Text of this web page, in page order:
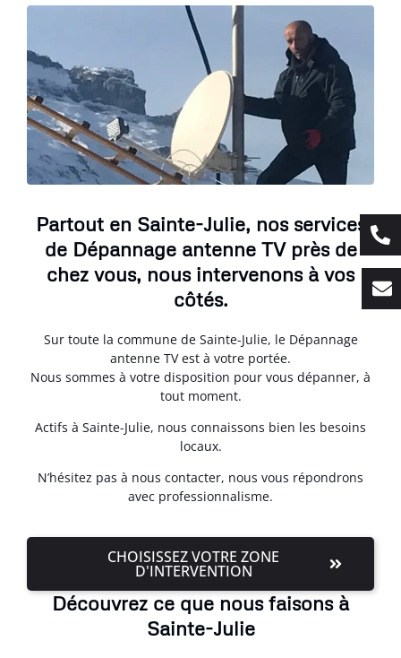
Partout en Sainte-Julie, nos services
de Dépannage antenne TV près de
chez vous, nous intervenons à vos
côtés.
Sur toute la commune de Sainte-Julie, le Dépannage
antenne TV est à votre portée.
Nous sommes à votre disposition pour vous dépanner, à
tout moment.
Actifs à Sainte-Julie, nous connaissons bien les besoins
locaux.
N’hésitez pas à nous contacter, nous vous répondrons
avec professionnalisme.
CHOISISSEZ VOTRE ZONE
D'INTERVENTION
Découvrez ce que nous faisons à
Sainte-Julie